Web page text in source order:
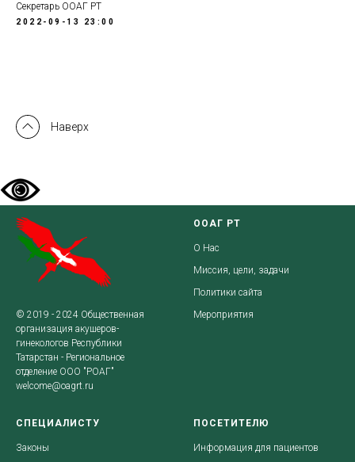
Секретарь ООАГ РТ
2022-09-13 23:00
Наверх
© 2019 - 2024 Общественная
организация акушеров-
гинекологов Республики
Татарстан - Региональное
отделение ООО "РОАГ"
welcome@oagrt.ru
ООАГ РТ
О Нас
Миссия, цели, задачи
Политики сайта
Мероприятия
СПЕЦИАЛИСТУ
Законы
ПОСЕТИТЕЛЮ
Информация для пациентов